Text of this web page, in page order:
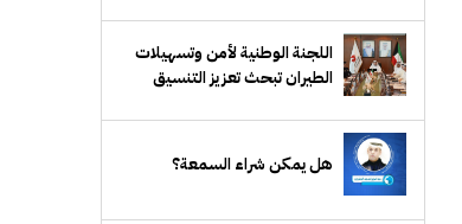
اللجنة الوطنية لأمن وتسهيلات
الطيران تبحث تعزيز التنسيق
هل يمكن شراء السمعة؟